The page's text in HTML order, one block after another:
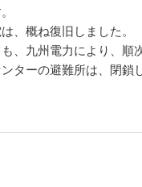
、概ね復旧しました。
、九州電力により、順
ターの避難所は、閉鎖